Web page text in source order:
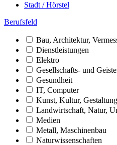
Stadt / Hörstel
Berufsfeld
Bau, Architektur,
Dienstleistungen
Elektro
Gesellschafts- und
Gesundheit
IT, Computer
Kunst, Kultur, Gestaltung
Landwirtschaft, Natur,
Medien
Metall, Maschinenbau
Naturwissenschaften